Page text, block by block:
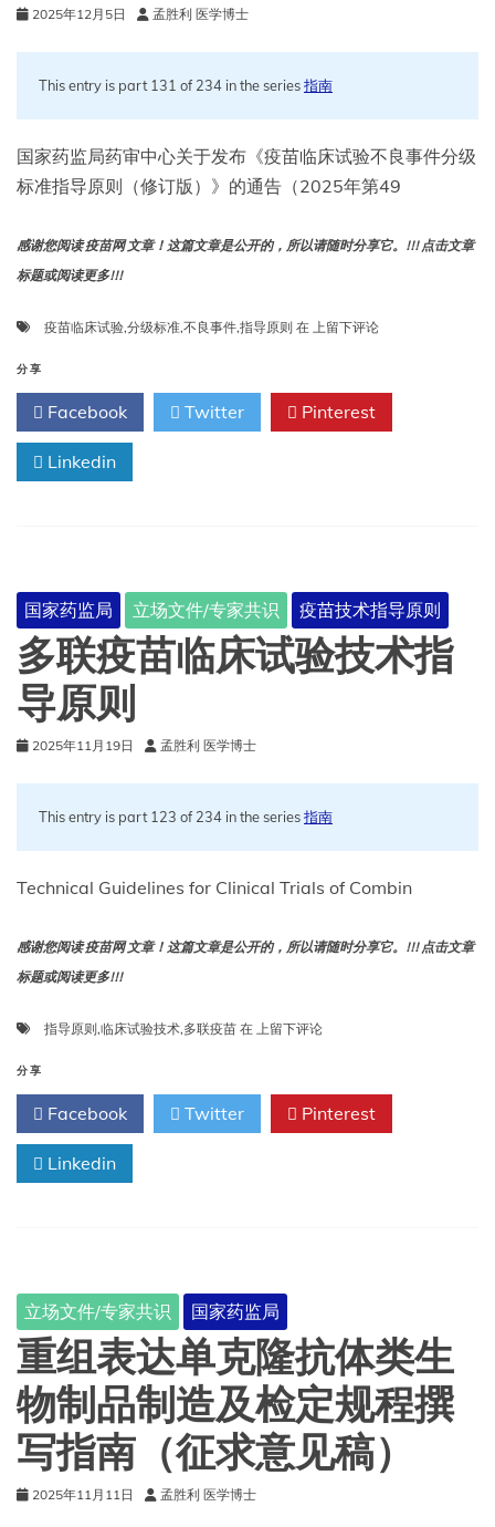
2025年12月5日 孟胜利 医学博士
This entry is part 131 of 234 in the series指南
国家药监局药审中心关于发布《疫苗临床试验不良事件分级
标准指导原则（修订版）》的通告（2025年第49
感谢您阅读 疫苗网 文章！这篇文章是公开的，所以请随时分享它。!!! 点击文章
标题或阅读更多!!!
疫苗临床试验,分级标准,不良事件,指导原则 在 疫
床
试
验
标
准
指
导
上留下评论
分享
Facebook Twitter Pinterest
Linkedin
国家药监局 立场文件/专家共识 疫苗技术指导原则
多联疫苗临床试验技术指
导原则
2025年11月19日 孟胜利 医学博士
This entry is part 123 of 234 in the series指南
Technical Guidelines for Clinical Trials of Combin
感谢您阅读 疫苗网 文章！这篇文章是公开的，所以请随时分享它。!!! 点击文章
标题或阅读更多!!!
指导原则,临床试验技术,多联疫苗 在 多
苗
床
原
则
上留下评论
分享
Facebook Twitter Pinterest
Linkedin
立场文件/专家共识 国家药监局
重组表达单克隆抗体类生
物制品制造及检定规程撰
写指南（征求意见稿）
2025年11月11日 孟胜利 医学博士